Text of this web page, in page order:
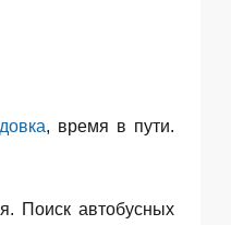
, время в пути.
Поиск автобусных